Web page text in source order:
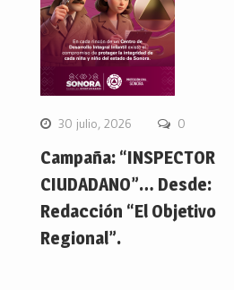
30 julio, 2026 0
Campaña: “INSPECTOR
CIUDADANO”… Desde:
Redacción “El Objetivo
Regional”.